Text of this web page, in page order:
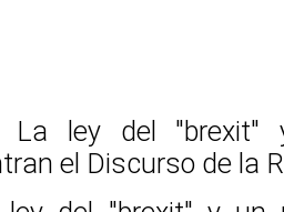
La ley del
el Discurso de la